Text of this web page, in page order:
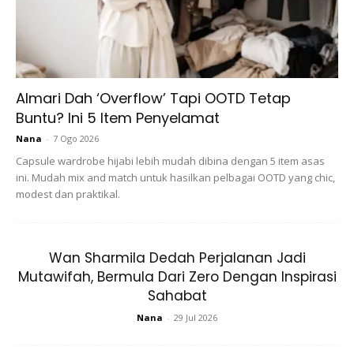
Almari Dah ‘Overflow’ Tapi OOTD Tetap
Buntu? Ini 5 Item Penyelamat
Nana - 7 Ogo 2026
Capsule wardrobe hijabi lebih mudah dibina dengan 5 item asas
ini. Mudah mix and match untuk hasilkan pelbagai OOTD yang chic,
modest dan praktikal.
Wan Sharmila Dedah Perjalanan Jadi
Mutawifah, Bermula Dari Zero Dengan Inspirasi
Sahabat
Nana - 29 Jul 2026